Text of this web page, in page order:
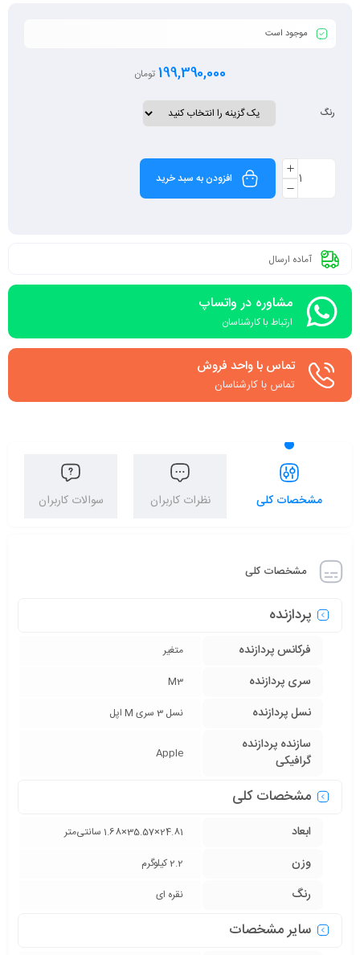
ویژگی بیشتر
موجود است
199,390,000 تومان
رنگ
افزودن به سبد خرید
آماده ارسال
مشاوره در واتساپ
ارتباط با کارشناسان
تماس با واحد فروش
تماس با کارشناسان
مشخصات کلی نظرات کاربران سوالات کاربران
مشخصات کلی
پردازنده
فرکانس پردازنده متغیر
سری پردازنده M3
نسل پردازنده نسل 3 سری M اپل
سازنده پردازنده
گرافیکی
Apple
مشخصات کلی
ابعاد 24.81×35.57×1.68 سانتی‌متر
وزن 2.2 کیلوگرم
رنگ نقره ای
سایر مشخصات